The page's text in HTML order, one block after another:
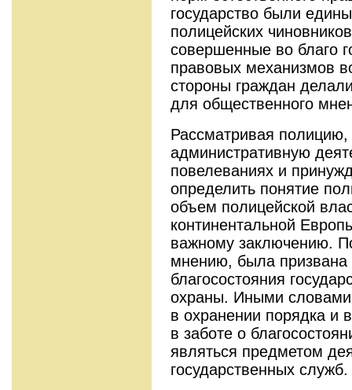
государство были
полицейских
совершенные во благо
правовых механизмов
стороны граждан
для общественного
Рассматривая
административную
повелеваниях и
определить понятие
объем полицейской
континентальной
важному заключению.
мнению, была призвана
благосостояния
охраны. Иными
в охранении порядка и
в заботе о
являться предметом
государственных служб.